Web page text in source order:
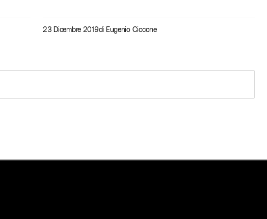
23 Dicembre 2019di Eugenio Ciccone